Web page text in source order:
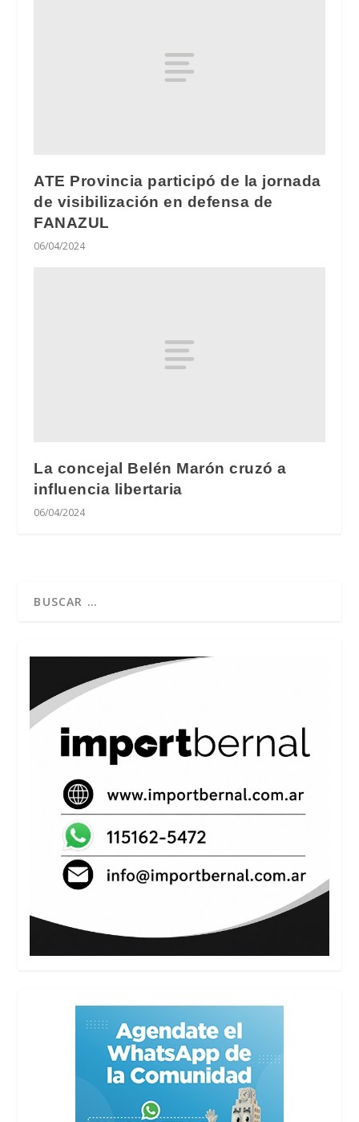
ATE Provincia participó de la jornada
de visibilización en defensa de
FANAZUL
06/04/2024
La concejal Belén Marón cruzó a
influencia libertaria
06/04/2024